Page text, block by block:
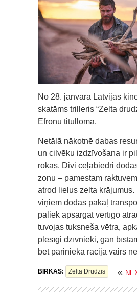
No 28. janvāra Latvijas
skatāms trilleris “Zelta
Efronu titullomā.
Netālā nākotnē dabas
un cilvēku izdzīvošana ir
rokās. Divi ceļabiedri
zonu – pamestām
atrod lielus zelta krājumus.
viņiem dodas pakaļ
paliek apsargāt vērtīgo
tuvojas tuksneša vētra,
plēsīgi dzīvnieki, gan
bet pārinieka rācija vairs
BIRKAS: Zelta Drudzis «